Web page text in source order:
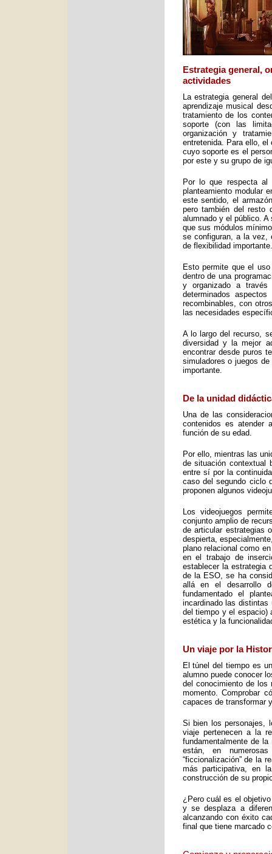
Estrategia general,
actividades
La estrategia general
aprendizaje musical
tratamiento de los
soporte (con las
organización y
entretenida. Para ello,
cuyo soporte es el
por este y su grupo de
Por lo que respecta al
planteamiento modular
este sentido, el
pero también del resto
alumnado y el público.
que sus módulos
se configuran, a la vez,
de flexibilidad importante.
Esto permite que el
dentro de una
y organizado a
determinados
recombinables, con
las necesidades
A lo largo del recurso,
diversidad y la mejor
encontrar desde puros
simuladores o juegos
importante.
De la unidad
Una de las
contenidos es atender
función de su edad.
Por ello, mientras las
de situación contextual
entre sí por la
caso del segundo ciclo
proponen algunos
Los videojuegos
conjunto amplio de
de articular estrategias
despierta,
plano relacional como
en el trabajo de
establecer la estrategia
de la ESO, se ha
allá en el desarrollo
fundamentado el
incardinado las
del tiempo y el espacio)
estética y la
Un viaje por la
El túnel del tiempo es
alumno puede conocer
del conocimiento de
momento. Comprobar
capaces de transformar
Si bien los personajes,
viaje pertenecen a la
fundamentalmente de
están, en
“ficcionalización” de la
más participativa, en
construcción de su
¿Pero cuál es el
y se desplaza a
alcanzando con éxito
final que tiene marcado